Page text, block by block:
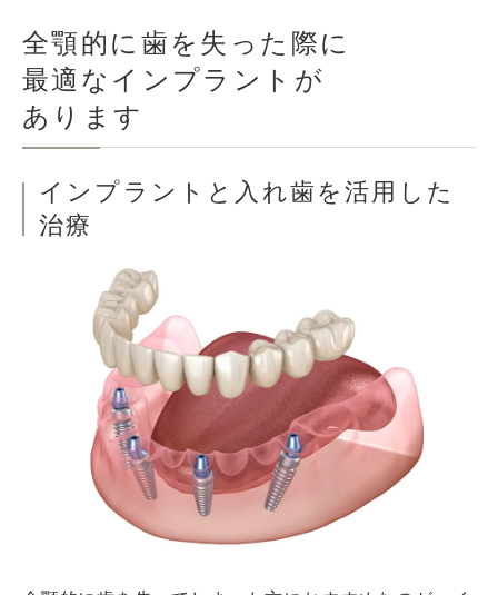
全顎的に歯を失った際に
最適なインプラントが
あります
インプラントと入れ歯を活用した
治療